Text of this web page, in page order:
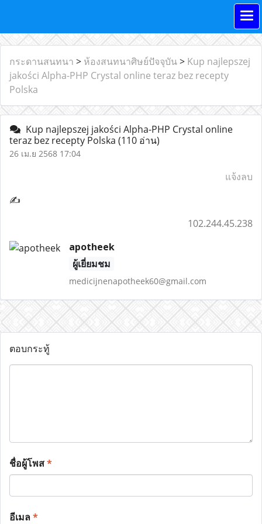
กระดานสนทนา > ห้องสนทนาศิษย์ปัจจุบัน> Kup najlepszej
jakości Alpha-PHP Crystal online teraz bez recepty
Polska
Kup najlepszej jakości Alpha-PHP Crystal online
teraz bez recepty Polska (110 อ่าน)
26 เม.ย 2568 17:04
แจ้งลบ
✍
102.244.45.238
apotheek
ผู้เยี่ยมชม
medicijnenapotheek60@gmail.com
ตอบกระทู้
ชื่อผู้โพส*
อีเมล*